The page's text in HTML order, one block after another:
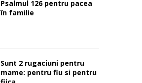
Psalmul 126 pentru pacea
în familie
Sunt 2 rugaciuni pentru
mame: pentru fiu si pentru